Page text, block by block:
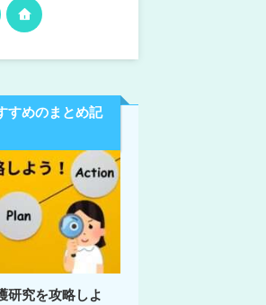
すめのまとめ記
研究を攻略しよ